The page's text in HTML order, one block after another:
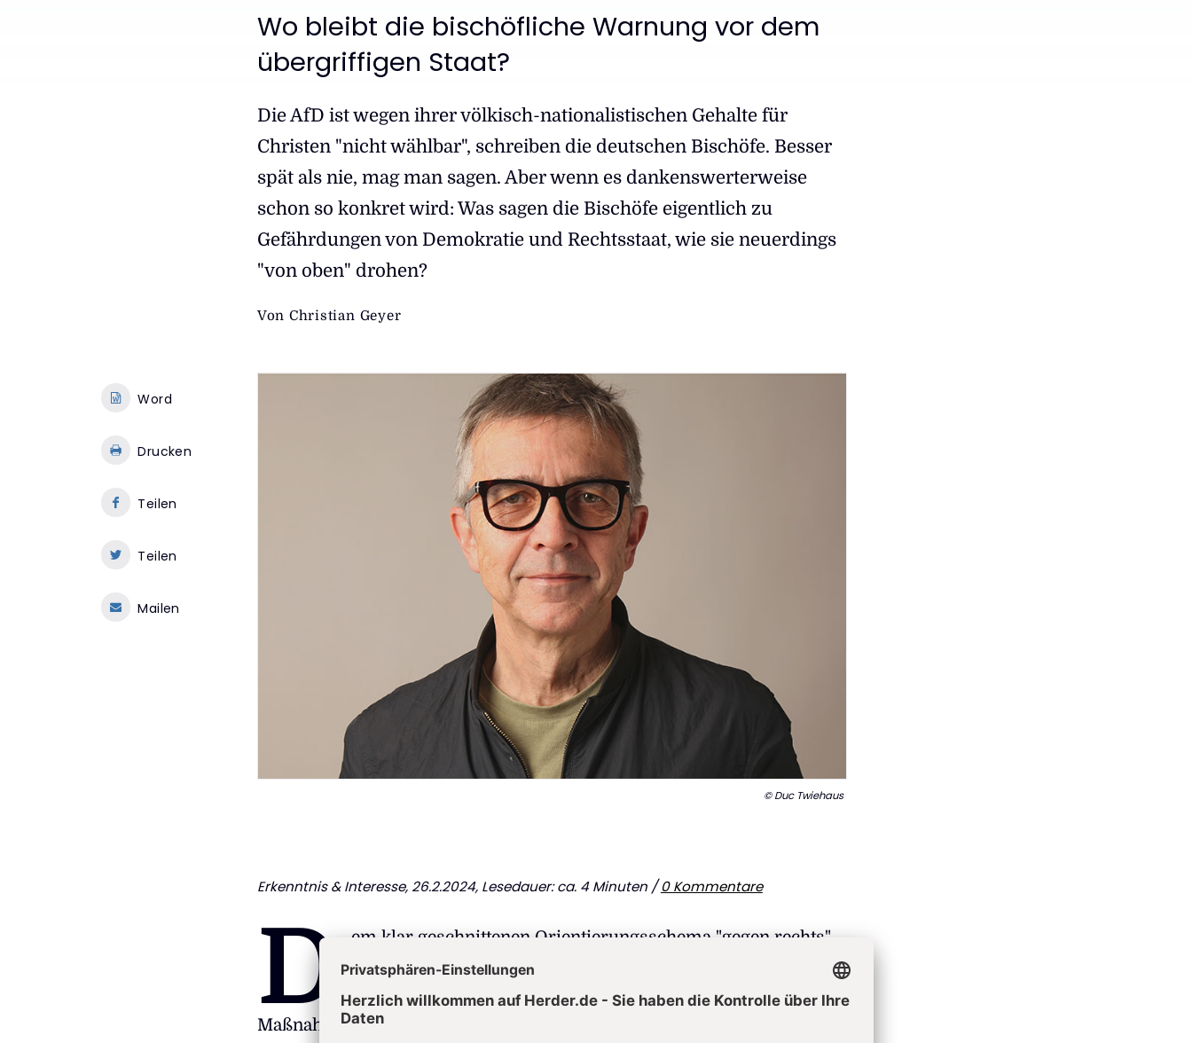
:
Wo bleibt die bischöfliche Warnung vor dem
übergriffigen Staat?
Die AfD ist wegen ihrer völkisch-nationalistischen Gehalte für
Christen "nicht wählbar", schreiben die deutschen Bischöfe. Besser
spät als nie, mag man sagen. Aber wenn es dankenswerterweise
schon so konkret wird: Was sagen die Bischöfe eigentlich zu
Gefährdungen von Demokratie und Rechtsstaat, wie sie neuerdings
"von oben" drohen?
Von Christian Geyer
© Duc Twiehaus
Erkenntnis & Interesse, 26.2.2024, Lesedauer: ca. 4 Minuten /0 Kommentare
D
em klar geschnittenen Orientierungsschema "gegen rechts"
rückt leitkulturell eine andere Beunruhigung an die Seite. Es
ist kurz gesagt die Sorge, der Staat könne bei seinen
Maßnahmen zur Demokratieförderung selbst die Demokratie
Word
Drucken
Teilen
Teilen
Mailen